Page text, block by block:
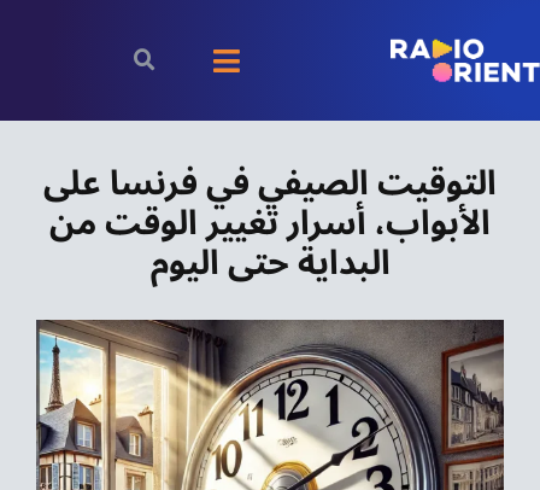
content
Toggle
Navigation
بودكاست
رياضة
اقتصاد
التوقيت الصيفي في فرنسا على
الأبواب، أسرار تغيير الوقت من
البداية حتى اليوم